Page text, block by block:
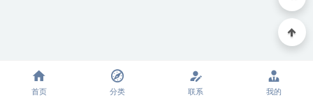
首页 分类 联系 我的